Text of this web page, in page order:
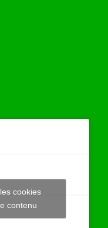
cookies
contenu